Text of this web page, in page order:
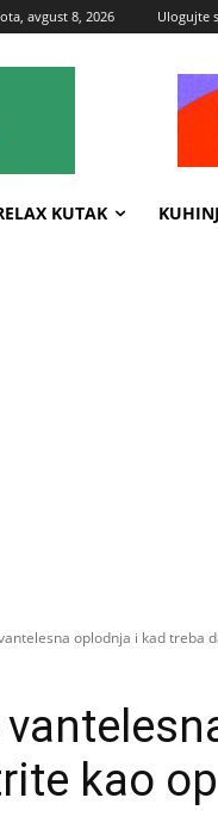
avgust 8, 2026 Ulogujte
KUTAK
oplodnja i kad treba
kao